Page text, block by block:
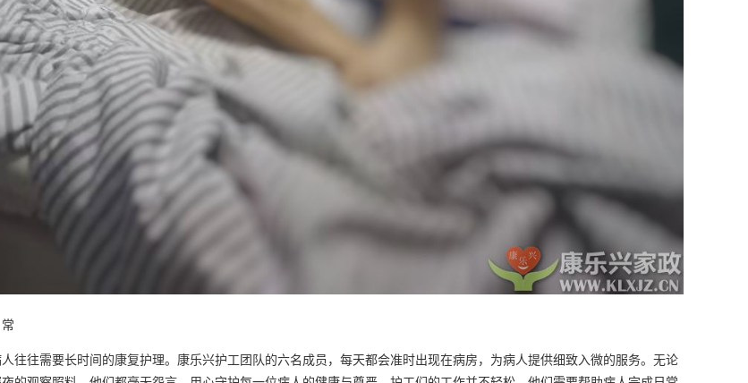
往往需要长时间的康复护理。康乐兴护工团队的六名成员，每天都会准时出现在病房，为病人提供细致入微的服务。无论